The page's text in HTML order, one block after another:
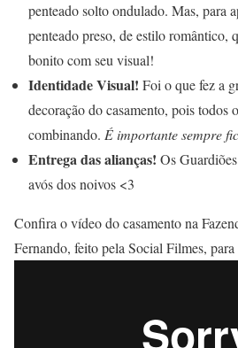
penteado solto ondulado. Mas, para
penteado preso, de estilo romântico,
bonito com seu visual!
Identidade Visual! Foi o que fez a
decoração do casamento, pois todos
combinando. É importante sempre
Entrega das alianças! Os
avós dos noivos <3
Confira o vídeo do casamento na
Fernando, feito pela Social Filmes,